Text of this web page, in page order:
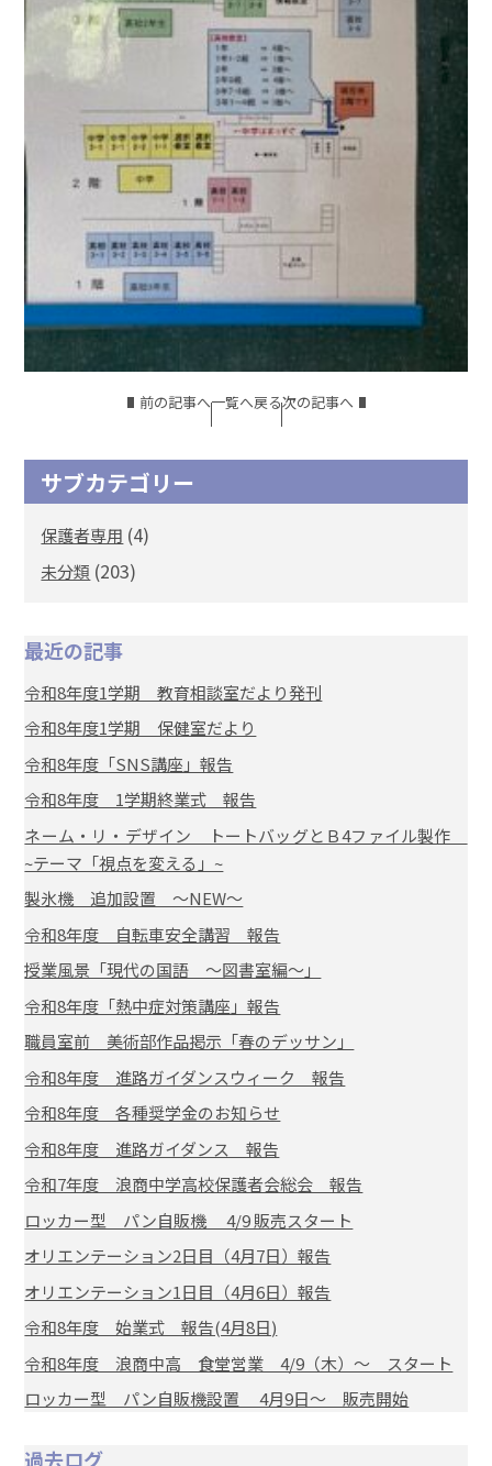
前の記事へ一覧へ戻る次の記事へ
サブカテゴリー
保護者専用 (4)
未分類 (203)
最近の記事
令和8年度1学期 教育相談室だより発刊
令和8年度1学期 保健室だより
令和8年度「SNS講座」報告
令和8年度 1学期終業式 報告
ネーム・リ・デザイン トートバッグとＢ4ファイル製作
~テーマ「視点を変える」~
製氷機 追加設置 ～NEW～
令和8年度 自転車安全講習 報告
授業風景「現代の国語 ～図書室編～」
令和8年度「熱中症対策講座」報告
職員室前 美術部作品掲示「春のデッサン」
令和8年度 進路ガイダンスウィーク 報告
令和8年度 各種奨学金のお知らせ
令和8年度 進路ガイダンス 報告
令和7年度 浪商中学高校保護者会総会 報告
ロッカー型 パン自販機 4/9 販売スタート
オリエンテーション2日目（4月7日）報告
オリエンテーション1日目（4月6日）報告
令和8年度 始業式 報告(4月8日)
令和8年度 浪商中高 食堂営業 4/9（木）～ スタート
ロッカー型 パン自販機設置 4月9日～ 販売開始
過去ログ